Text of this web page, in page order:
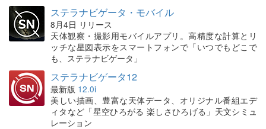
ステラナビゲータ・モバイル
8月4日 リリース
天体観察・撮影用モバイルアプリ。高精度な計算とリ
ッチな星図表示をスマートフォンで「いつでもどこで
も、ステラナビゲータ」
ステラナビゲータ12
最新版 12.0i
美しい描画、豊富な天体データ、オリジナル番組エデ
ィタなど「星空ひろがる 楽しさひろげる」天文シミュ
レーション